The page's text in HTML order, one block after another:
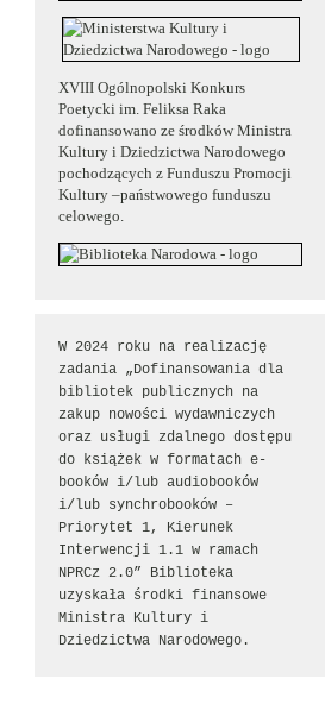
XVIII Ogólnopolski Konkurs
Poetycki im. Feliksa Raka
dofinansowano ze środków Ministra
Kultury i Dziedzictwa Narodowego
pochodzących z Funduszu Promocji
Kultury –państwowego funduszu
celowego.
W 2024 roku na realizację
zadania „Dofinansowania dla
bibliotek publicznych na
zakup nowości wydawniczych
oraz usługi zdalnego dostępu
do książek w formatach e-
booków i/lub audiobooków
i/lub synchrobooków –
Priorytet 1, Kierunek
Interwencji 1.1 w ramach
NPRCz 2.0” Biblioteka
uzyskała środki finansowe
Ministra Kultury i
Dziedzictwa Narodowego.